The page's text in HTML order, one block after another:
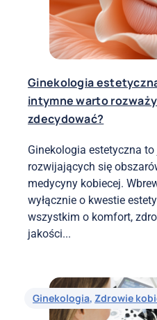
Ginekologia
intymne warto
zdecydować?
Ginekologia estetyczna
rozwijających się
medycyny kobiecej.
wyłącznie o kwestie
wszystkim o komfort,
jakości...
Ginekologia, Zdrowie